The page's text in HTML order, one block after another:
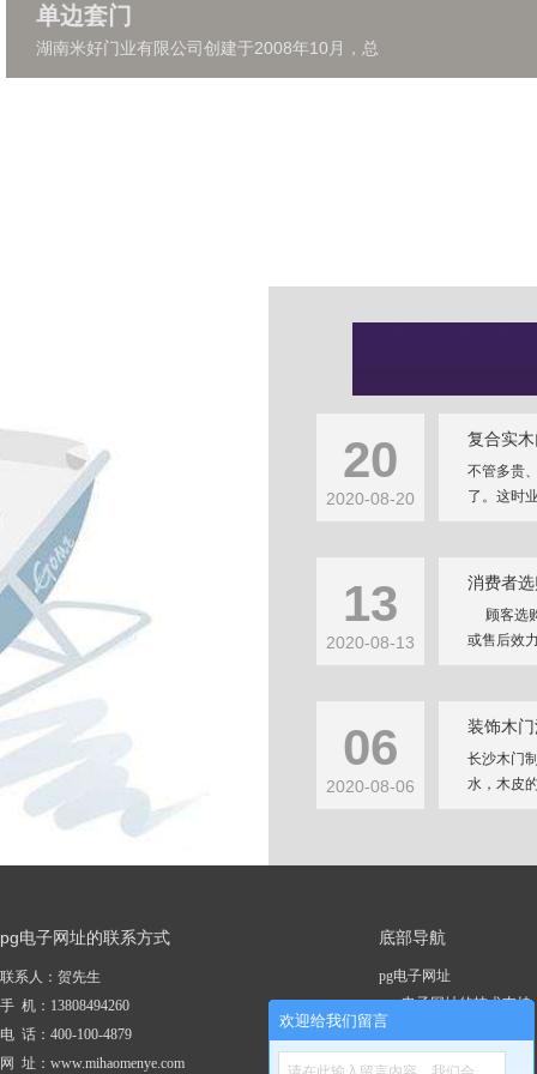
单边套门
湖南米好门业有限公司创建于2008年10月，总
20
2020-08-20
复合实
不管多贵
了。这时
13
2020-08-13
消费者
顾客选
或售后效
06
2020-08-06
装饰木
长沙木门
水，木皮
pg电子网址的联系方式
联系人：贺先生
手 机：13808494260
电 话：400-100-4879
网 址：www.mihaomenye.com
底部导航
pg电子网址
pg电子网址的技术支持
关于pg电子网址
欢迎给我们留言